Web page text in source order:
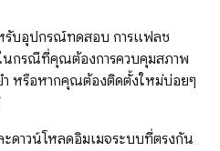
รับอุปกรณ์ทดสอบ การแฟลช
นกรณีที่คุณต้องการควบคุมสภาพ
หรือหากคุณต้องติดตั้งใหม่บ่อยๆ
ดาวน์โหลดอิมเมจระบบที่ตรงกัน